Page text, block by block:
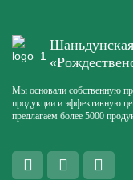
Мы основали собственную
продукции и эффективную
предлагаем более 5000